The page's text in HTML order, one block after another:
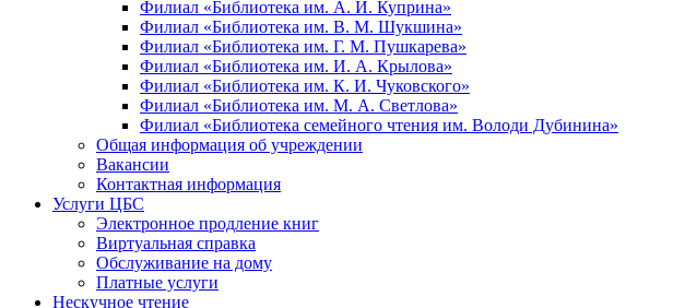
Филиал «Библиотека им. А. И. Куприна»
Филиал «Библиотека им. В. М. Шукшина»
Филиал «Библиотека им. Г. М. Пушкарева»
Филиал «Библиотека им. И. А. Крылова»
Филиал «Библиотека им. К. И. Чуковского»
Филиал «Библиотека им. М. А. Светлова»
Филиал «Библиотека семейного чтения им. Володи Дубинина»
Общая информация об учреждении
Вакансии
Контактная информация
Услуги ЦБС
Электронное продление книг
Виртуальная справка
Обслуживание на дому
Платные услуги
Нескучное чтение